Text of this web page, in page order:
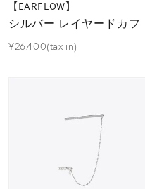
カラー
【EARFLOW】
シルバー レイヤードカフ
¥26,400(tax in)